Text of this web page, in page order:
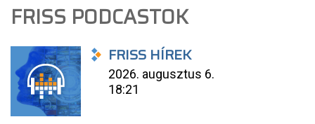
FRISS PODCASTOK
FRISS HÍREK
2026. augusztus 6.
18:21